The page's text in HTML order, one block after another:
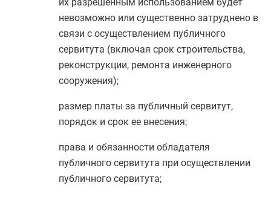
невозможно или существенно затруднено в
связи с осуществлением публичного
сервитута (включая срок строительства,
реконструкции, ремонта инженерного
сооружения);
размер платы за публичный сервитут,
порядок и срок ее внесения;
права и обязанности обладателя
публичного сервитута при осуществлении
публичного сервитута;